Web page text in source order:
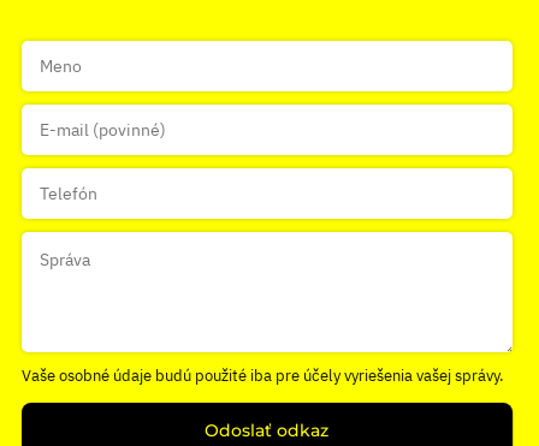
Vaše osobné údaje budú použité iba pre účely vyriešenia vašej správy.
Odoslať odkaz